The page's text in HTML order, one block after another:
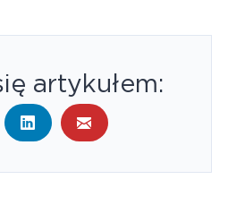
artykułem: